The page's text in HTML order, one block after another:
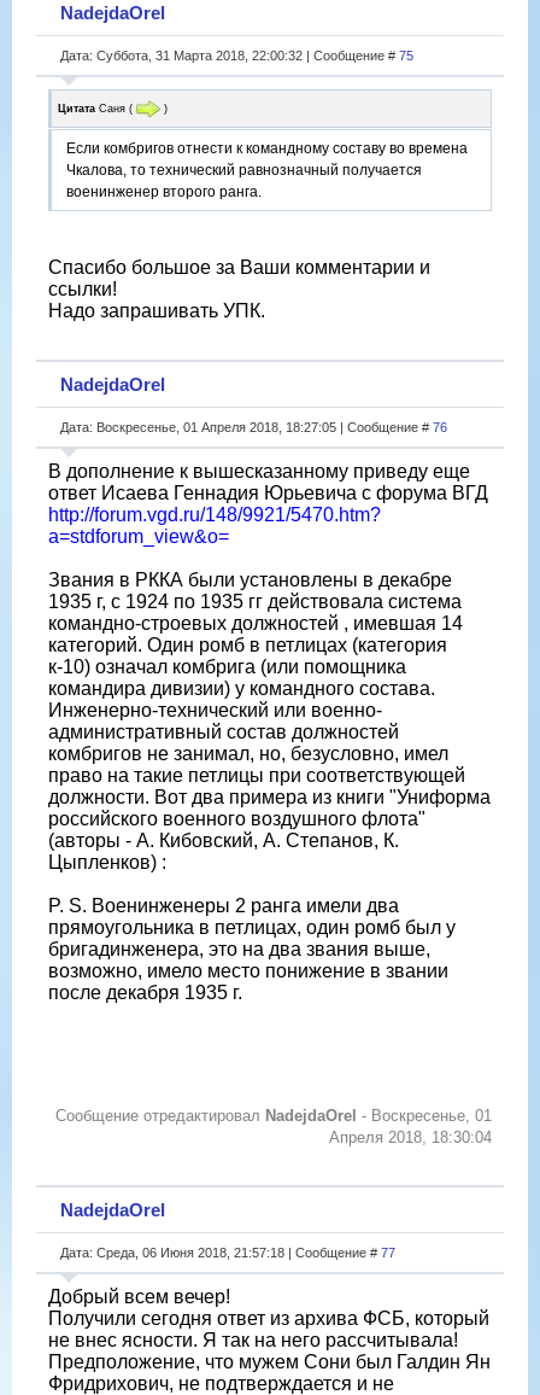
NadejdaOrel
Дата: Суббота, 31 Марта 2018, 22:00:32 | Сообщение # 75
Цитата Саня ( )
Если комбригов отнести к командному составу во времена
Чкалова, то технический равнозначный получается
военинженер второго ранга.
Спасибо большое за Ваши комментарии и
ссылки!
Надо запрашивать УПК.
NadejdaOrel
Дата: Воскресенье, 01 Апреля 2018, 18:27:05 | Сообщение # 76
В дополнение к вышесказанному приведу еще
ответ Исаева Геннадия Юрьевича с форума ВГД
http://forum.vgd.ru/148/9921/5470.htm?
a=stdforum_view&o=
Звания в РККА были установлены в декабре
1935 г, с 1924 по 1935 гг действовала система
командно-строевых должностей , имевшая 14
категорий. Один ромб в петлицах (категория
к-10) означал комбрига (или помощника
командира дивизии) у командного состава.
Инженерно-технический или военно-
административный состав должностей
комбригов не занимал, но, безусловно, имел
право на такие петлицы при соответствующей
должности. Вот два примера из книги "Униформа
российского военного воздушного флота"
(авторы - А. Кибовский, А. Степанов, К.
Цыпленков) :
P. S. Военинженеры 2 ранга имели два
прямоугольника в петлицах, один ромб был у
бригадинженера, это на два звания выше,
возможно, имело место понижение в звании
после декабря 1935 г.
Сообщение отредактировал NadejdaOrel - Воскресенье, 01
Апреля 2018, 18:30:04
NadejdaOrel
Дата: Среда, 06 Июня 2018, 21:57:18 | Сообщение # 77
Добрый всем вечер!
Получили сегодня ответ из архива ФСБ, который
не внес ясности. Я так на него рассчитывала!
Предположение, что мужем Сони был Галдин Ян
Фридрихович, не подтверждается и не